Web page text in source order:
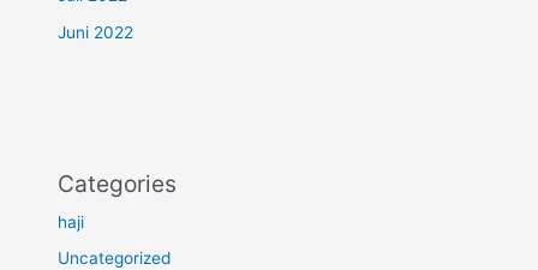
Juni 2022
Categories
haji
Uncategorized